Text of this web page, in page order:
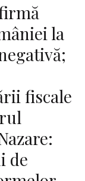
la
fiscale
de